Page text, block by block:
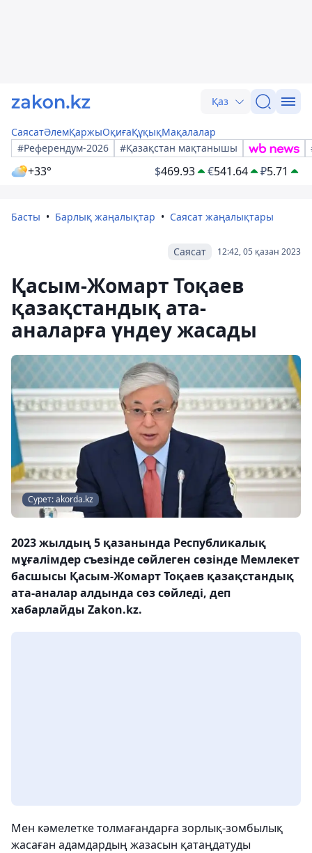
Қаз
СаясатӘлемҚаржыОқиғаҚұқықМақалалар
#Референдум-2026
#Қазақстан мақтанышы
+33° $469.93 €541.64 ₽5.71
Басты Барлық жаңалықтар Саясат жаңалықтары
12:42, 05 қазан 2023
Саясат
Қасым-Жомарт Тоқаев
қазақстандық ата-
аналарға үндеу жасады
Сурет: akorda.kz
2023 жылдың 5 қазанында Республикалық
мұғалімдер съезінде сөйлеген сөзінде Мемлекет
басшысы Қасым-Жомарт Тоқаев қазақстандық
ата-аналар алдында сөз сөйледі, деп
хабарлайды Zakon.kz.
Мен кәмелетке толмағандарға зорлық-зомбылық
жасаған адамдардың жазасын қатаңдатуды